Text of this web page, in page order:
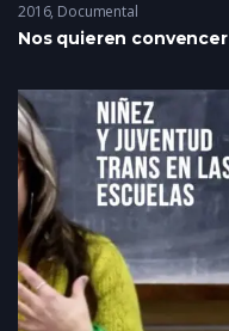
2016 Documental